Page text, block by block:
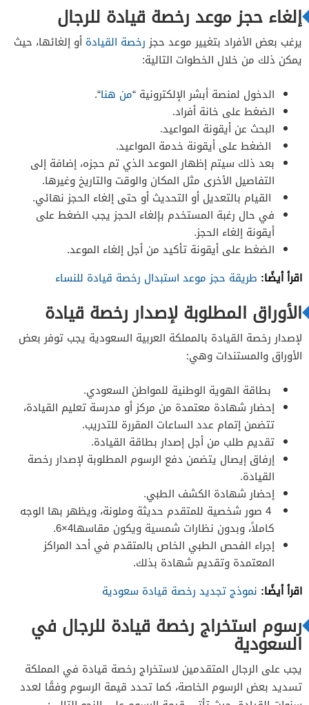
إلغاء حجز موعد رخصة قيادة للرجال
يرغب بعض الأفراد بتغيير موعد حجزرخصة القيادة أو إلغائها، حيث
يمكن ذلك من خلال الخطوات التالية:
الدخول لمنصة أبشر الإلكترونية “من هنا“.
الضغط على خانة أفراد.
البحث عن أيقونة المواعيد.
الضغط على أيقونة خدمة المواعيد.
بعد ذلك سيتم إظهار الموعد الذي تم حجزه، إضافة إلى
التفاصيل الأخرى مثل المكان والوقت والتاريخ وغيرها.
القيام بالتعديل أو التحديث أو حتى إلغاء الحجز نهائي.
في حال رغبة المستخدم بإلغاء الحجز يجب الضغط على
أيقونة إلغاء الحجز.
الضغط على أيقونة تأكيد من أجل إلغاء الموعد.
اقرأ أيضًا: طريقة حجز موعد استبدال رخصة قيادة للنساء
الأوراق المطلوبة لإصدار رخصة قيادة
لإصدار رخصة القيادة بالمملكة العربية السعودية يجب توفر بعض
الأوراق والمستندات وهي:
بطاقة الهوية الوطنية للمواطن السعودي.
إحضار شهادة معتمدة من مركز أو مدرسة تعليم القيادة،
تتضمن إتمام عدد الساعات المقررة للتدريب.
تقديم طلب من أجل إصدار بطاقة القيادة.
إرفاق إيصال يتضمن دفع الرسوم المطلوبة لإصدار رخصة
القيادة.
إحضار شهادة الكشف الطبي.
4 صور شخصية للمتقدم حديثة وملونة، ويظهر بها الوجه
كاملاً، وبدون نظارات شمسية ويكون مقاسها4×6.
إجراء الفحص الطبي الخاص بالمتقدم في أحد المراكز
المعتمدة وتقديم شهادة بذلك.
اقرأ أيضًا: نموذج تجديد رخصة قيادة سعودية
رسوم استخراج رخصة قيادة للرجال في
السعودية
يجب على الرجال المتقدمين لاستخراج رخصة قيادة في المملكة
تسديد بعض الرسوم الخاصة، كما تحدد قيمة الرسوم وفقًا لعدد